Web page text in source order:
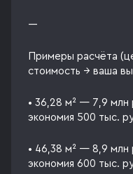
---
Примеры расчёта
стоимость → ваша
• 36,28 м² — 7,9 млн
экономия 500 тыс.
• 46,38 м² — 8,9 млн
экономия 600 тыс.